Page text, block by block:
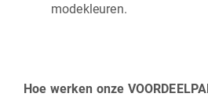
modekleuren.
Hoe werken onze